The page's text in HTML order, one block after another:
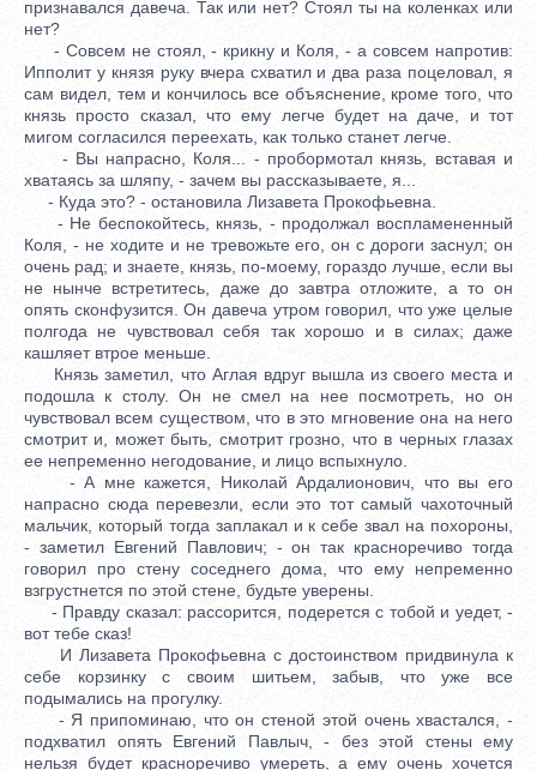
признавался давеча. Так или нет? Стоял ты на коленках или
нет?
- Совсем не стоял, - крикну и Коля, - а совсем напротив:
Ипполит у князя руку вчера схватил и два раза поцеловал, я
сам видел, тем и кончилось все объяснение, кроме того, что
князь просто сказал, что ему легче будет на даче, и тот
мигом согласился переехать, как только станет легче.
- Вы напрасно, Коля... - пробормотал князь, вставая и
хватаясь за шляпу, - зачем вы рассказываете, я...
- Куда это? - остановила Лизавета Прокофьевна.
- Не беспокойтесь, князь, - продолжал воспламененный
Коля, - не ходите и не тревожьте его, он с дороги заснул; он
очень рад; и знаете, князь, по-моему, гораздо лучше, если вы
не нынче встретитесь, даже до завтра отложите, а то он
опять сконфузится. Он давеча утром говорил, что уже целые
полгода не чувствовал себя так хорошо и в силах; даже
кашляет втрое меньше.
Князь заметил, что Аглая вдруг вышла из своего места и
подошла к столу. Он не смел на нее посмотреть, но он
чувствовал всем существом, что в это мгновение она на него
смотрит и, может быть, смотрит грозно, что в черных глазах
ее непременно негодование, и лицо вспыхнуло.
- А мне кажется, Николай Ардалионович, что вы его
напрасно сюда перевезли, если это тот самый чахоточный
мальчик, который тогда заплакал и к себе звал на похороны,
- заметил Евгений Павлович; - он так красноречиво тогда
говорил про стену соседнего дома, что ему непременно
взгрустнется по этой стене, будьте уверены.
- Правду сказал: рассорится, подерется с тобой и уедет, -
вот тебе сказ!
И Лизавета Прокофьевна с достоинством придвинула к
себе корзинку с своим шитьем, забыв, что уже все
подымались на прогулку.
- Я припоминаю, что он стеной этой очень хвастался, -
подхватил опять Евгений Павлыч, - без этой стены ему
нельзя будет красноречиво умереть, а ему очень хочется